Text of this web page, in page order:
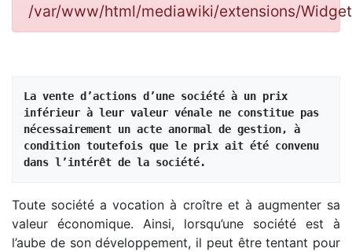
/var/www/html/mediawiki/extensions/
La vente d’actions d’une société à un prix
inférieur à leur valeur vénale ne constitue pas
nécessairement un acte anormal de gestion, à
condition toutefois que le prix ait été convenu
dans l’intérêt de la société.
Toute société a vocation à croître et à augmenter sa
valeur économique. Ainsi, lorsqu’une société est à
l’aube de son développement, il peut être tentant pour